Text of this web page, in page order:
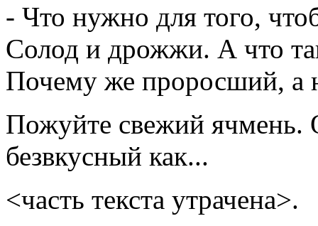
- Что нужно для того,
Солод и дрожжи. А что
Почему же проросший, а
Пожуйте свежий ячмень.
безвкусный как...
<часть текста утрачена>.